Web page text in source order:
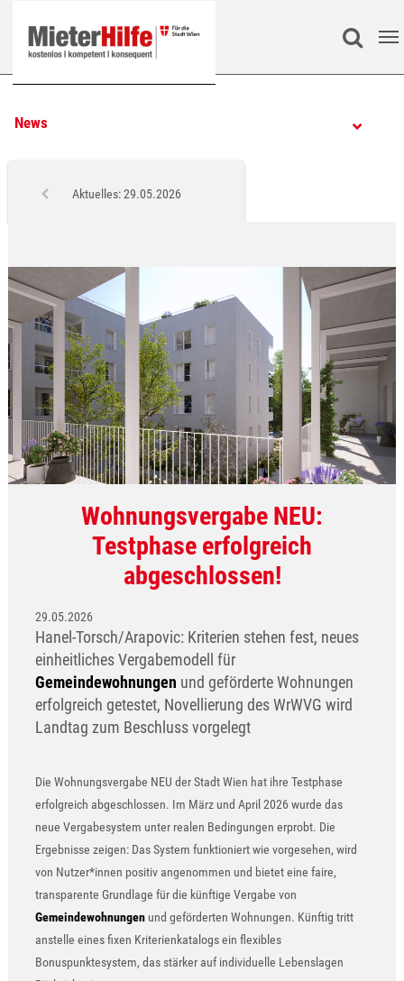
Search
News
Aktuelles: 29.05.2026
Wohnungsvergabe NEU:
Testphase erfolgreich
abgeschlossen!
29.05.2026
Hanel-Torsch/Arapovic: Kriterien stehen fest, neues
einheitliches Vergabemodell für
Gemeindewohnungen und geförderte Wohnungen
erfolgreich getestet, Novellierung des WrWVG wird
Landtag zum Beschluss vorgelegt
Die Wohnungsvergabe NEU der Stadt Wien hat ihre Testphase
erfolgreich abgeschlossen. Im März und April 2026 wurde das
neue Vergabesystem unter realen Bedingungen erprobt. Die
Ergebnisse zeigen: Das System funktioniert wie vorgesehen, wird
von Nutzer*innen positiv angenommen und bietet eine faire,
transparente Grundlage für die künftige Vergabe von
Gemeindewohnungenund geförderten Wohnungen. Künftig tritt
anstelle eines fixen Kriterienkatalogs ein flexibles
Bonuspunktesystem, das stärker auf individuelle Lebenslagen